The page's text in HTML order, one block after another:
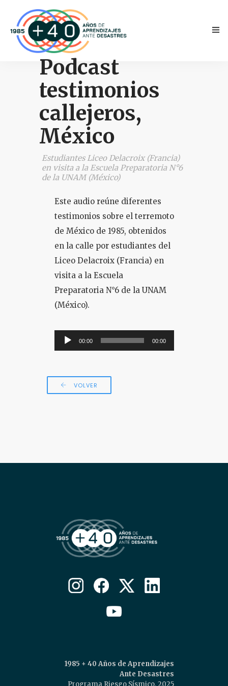
ANTECEDENTES
TESTIMONIOS
NOVEDADES
COLOQUIO + CURSOS
Podcast
testimonios
callejeros,
México
Estudiantes Liceo Delacroix (Francia)
en visita a la Escuela Preparatoria N°6
de la UNAM (México)
Este audio reúne diferentes
testimonios sobre el terremoto
de México de 1985, obtenidos
en la calle por estudiantes del
Liceo Delacroix (Francia) en
visita a la Escuela
Preparatoria N°6 de la UNAM
(México).
Reproductor
de
00:00 00:00
VOLVER
1985 + 40 Años de Aprendizajes
Ante Desastres